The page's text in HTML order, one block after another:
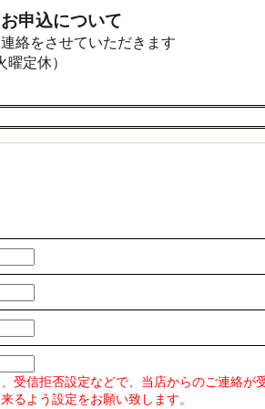
フェア
インタビュー
お申込について
絡をさせていただきます
曜定休）
受信拒否設定などで、当店からのご連絡が
るよう設定をお願い致します。